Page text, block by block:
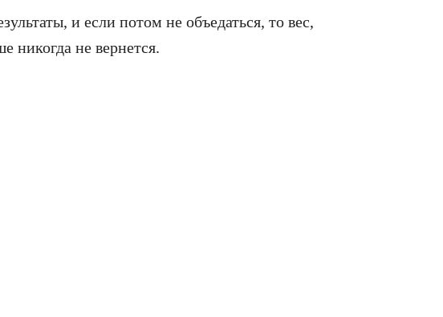
и если потом не объедаться, то вес,
никогда не вернется.